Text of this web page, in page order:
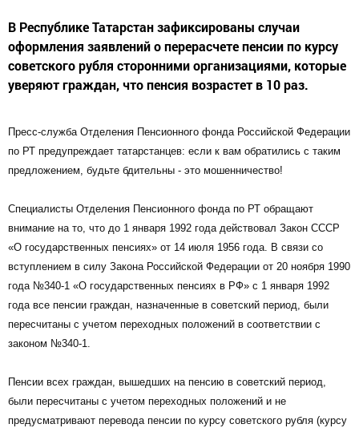
В Республике Татарстан зафиксированы случаи
оформления заявлений о перерасчете пенсии по курсу
советского рубля сторонними организациями, которые
уверяют граждан, что пенсия возрастет в 10 раз.
Пресс-служба Отделения Пенсионного фонда Российской Федерации
по РТ предупреждает татарстанцев: если к вам обратились с таким
предложением, будьте бдительны - это мошенничество!
Специалисты Отделения Пенсионного фонда по РТ обращают
внимание на то, что до 1 января 1992 года действовал Закон СССР
«О государственных пенсиях» от 14 июля 1956 года. В связи со
вступлением в силу Закона Российской Федерации от 20 ноября 1990
года №340-1 «О государственных пенсиях в РФ» с 1 января 1992
года все пенсии граждан, назначенные в советский период, были
пересчитаны с учетом переходных положений в соответствии с
законом №340-1.
Пенсии всех граждан, вышедших на пенсию в советский период,
были пересчитаны с учетом переходных положений и не
предусматривают перевода пенсии по курсу советского рубля (курсу